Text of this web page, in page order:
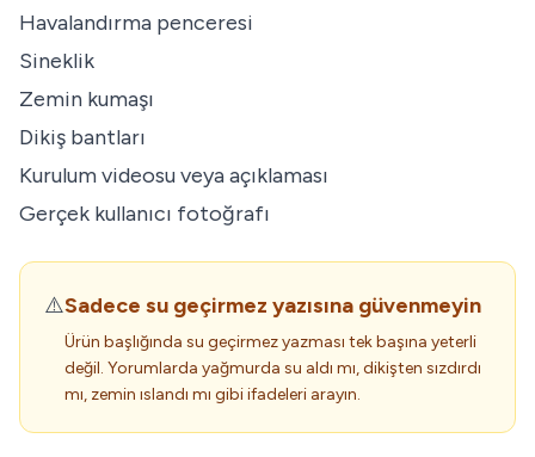
Havalandırma penceresi
Sineklik
Zemin kumaşı
Dikiş bantları
Kurulum videosu veya açıklaması
Gerçek kullanıcı fotoğrafı
⚠️Sadece su geçirmez yazısına güvenmeyin
Ürün başlığında su geçirmez yazması tek başına yeterli
değil. Yorumlarda yağmurda su aldı mı, dikişten sızdırdı
mı, zemin ıslandı mı gibi ifadeleri arayın.